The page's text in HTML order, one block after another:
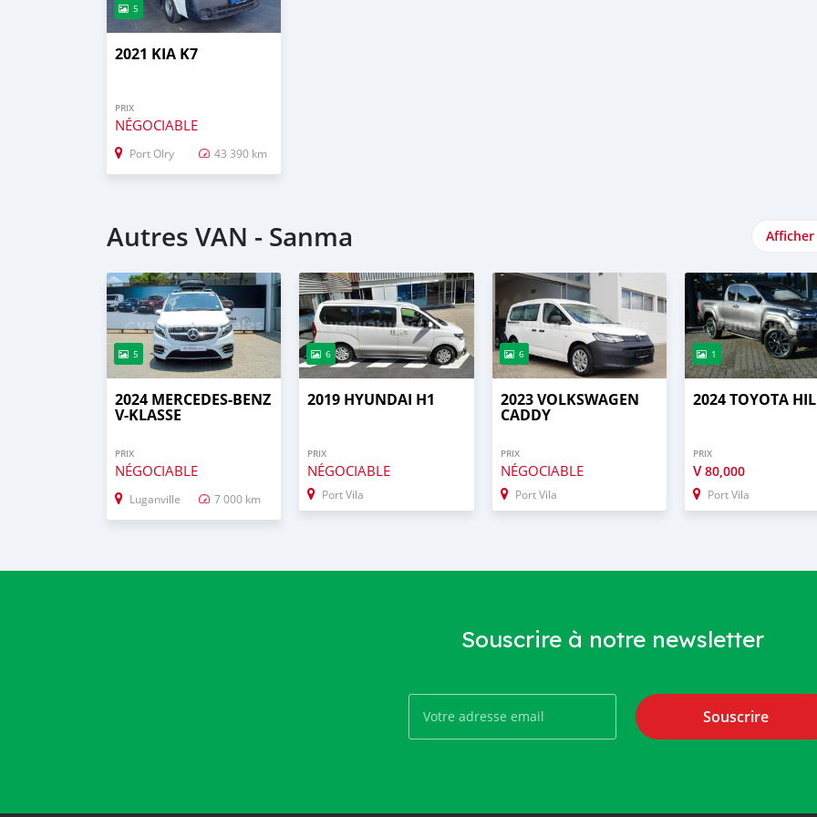
5
2021 KIA K7
PRIX
NÉGOCIABLE
Port Olry 43 390 km
Autres VAN - Sanma
5
2024 MERCEDES-BENZ
V-KLASSE
PRIX
NÉGOCIABLE
Luganville 7 000 km
6
2019 HYUNDAI H1
PRIX
NÉGOCIABLE
Port Vila
6
2023 VOLKSWAGEN
CADDY
PRIX
NÉGOCIABLE
Port Vila
1
2024 TOYOTA
PRIX
V80,000
Port Vila
Souscrire à notre newsletter
Souscrire